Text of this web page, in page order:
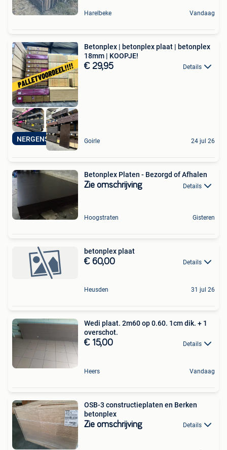
Harelbeke Vandaag
Betonplex | betonplex plaat | betonplex
18mm | KOOPJE!
€ 29,95 Details
Goirle 24 jul 26
Betonplex Platen - Bezorgd of Afhalen
Zie omschrijving Details
Hoogstraten Gisteren
betonplex plaat
€ 60,00 Details
Heusden 31 jul 26
Wedi plaat. 2m60 op 0.60. 1cm dik. + 1
overschot.
€ 15,00 Details
Heers Vandaag
OSB-3 constructieplaten en Berken
betonplex
Zie omschrijving Details